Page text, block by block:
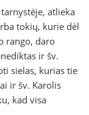
atlieka
tokių, kurie dėl
rango, daro
ir šv.
sielas, kurias tie
ir šv. Karolis
kad visa